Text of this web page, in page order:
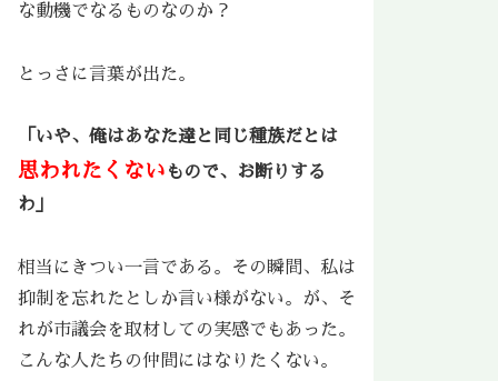
な動機でなるものなのか？
とっさに言葉が出た。
「いや、俺はあなた達と同じ種族だとは
思われたくない もので、お断りする
わ」
相当にきつい一言である。その瞬間、私は
抑制を忘れたとしか言い様がない。が、そ
れが市議会を取材しての実感でもあった。
こんな人たちの仲間にはなりたくない。